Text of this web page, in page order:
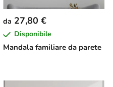
Mandala familiare da parete
da 27,80 €
Disponibile